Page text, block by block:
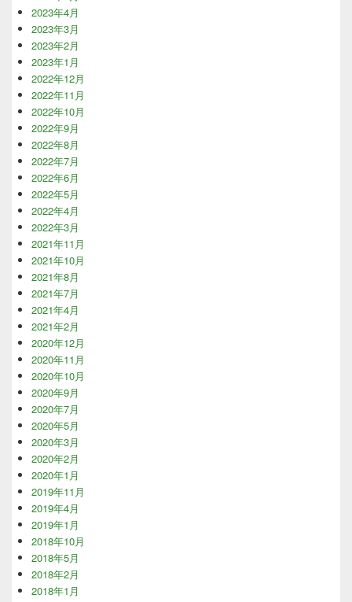
2023年4月
2023年3月
2023年2月
2023年1月
2022年12月
2022年11月
2022年10月
2022年9月
2022年8月
2022年7月
2022年6月
2022年5月
2022年4月
2022年3月
2021年11月
2021年10月
2021年8月
2021年7月
2021年4月
2021年2月
2020年12月
2020年11月
2020年10月
2020年9月
2020年7月
2020年5月
2020年3月
2020年2月
2020年1月
2019年11月
2019年4月
2019年1月
2018年10月
2018年5月
2018年2月
2018年1月